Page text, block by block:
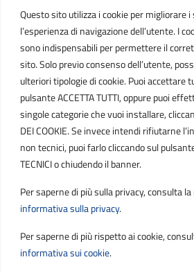
Questo sito utilizza i cookie per migliorare
l’esperienza di navigazione dell’utente. I
sono indispensabili per permettere il
sito. Solo previo consenso dell’utente,
ulteriori tipologie di cookie. Puoi accettare
pulsante ACCETTA TUTTI, oppure puoi
singole categorie che vuoi installare,
DEI COOKIE. Se invece intendi rifiutarne
non tecnici, puoi farlo cliccando sul pulsante
TECNICI o chiudendo il banner.
Per saperne di più sulla privacy, consulta
informativa sulla privacy.
Per saperne di più rispetto ai cookie,
informativa sui cookie.
C.F. / P.IVA
IT01807790686
POSTA ELETTRONICA
PEC
protocollo.sogetspa@pec.it
contribuenti@sogetspa.it
SEGUICI SU